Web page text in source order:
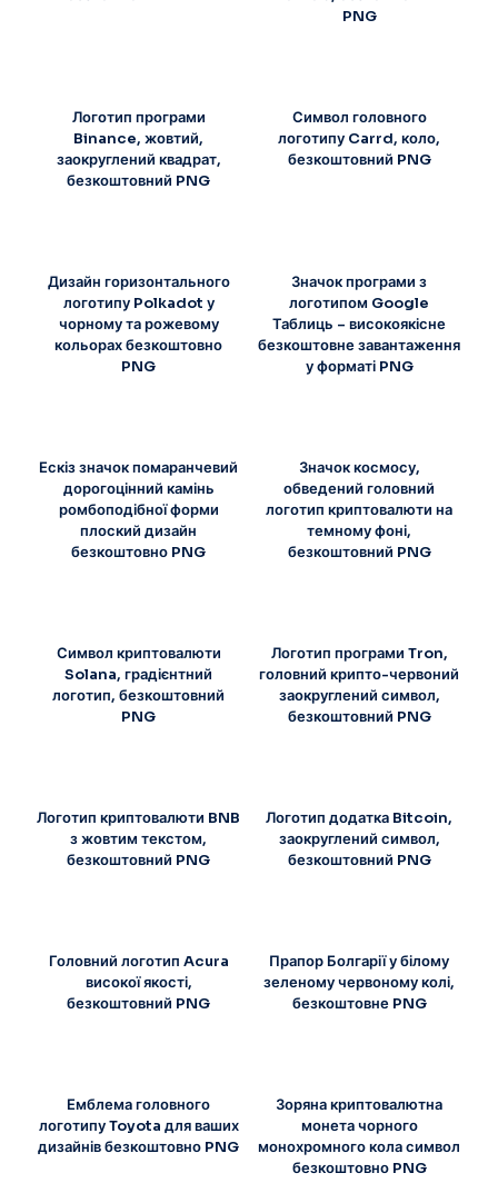
PNG
Логотип програми
Binance, жовтий,
заокруглений квадрат,
безкоштовний PNG
Символ головного
логотипу Carrd, коло,
безкоштовний PNG
Дизайн горизонтального
логотипу Polkadot у
чорному та рожевому
кольорах безкоштовно
PNG
Значок програми з
логотипом Google
Таблиць – високоякісне
безкоштовне завантаження
у форматі PNG
Ескіз значок помаранчевий
дорогоцінний камінь
ромбоподібної форми
плоский дизайн
безкоштовно PNG
Значок космосу,
обведений головний
логотип криптовалюти на
темному фоні,
безкоштовний PNG
Символ криптовалюти
Solana, градієнтний
логотип, безкоштовний
PNG
Логотип програми Tron,
головний крипто-червоний
заокруглений символ,
безкоштовний PNG
Логотип криптовалюти BNB
з жовтим текстом,
безкоштовний PNG
Логотип додатка Bitcoin,
заокруглений символ,
безкоштовний PNG
Головний логотип Acura
високої якості,
безкоштовний PNG
Прапор Болгарії у білому
зеленому червоному колі,
безкоштовне PNG
Емблема головного
логотипу Toyota для ваших
дизайнів безкоштовно PNG
Зоряна криптовалютна
монета чорного
монохромного кола символ
безкоштовно PNG